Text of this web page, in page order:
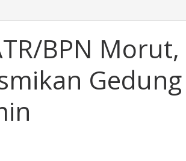
BPN Morut,
Gedung